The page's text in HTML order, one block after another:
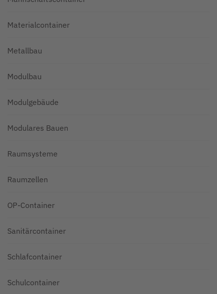
Materialcontainer
Metallbau
Modulbau
Modulgebäude
Modulares Bauen
Raumsysteme
Raumzellen
OP-Container
Sanitärcontainer
Schlafcontainer
Schulcontainer